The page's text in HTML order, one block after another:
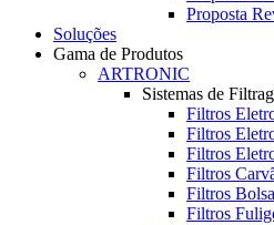
Proposta
Soluções
Gama de Produtos
ARTRONIC
Sistemas de
Filtros
Filtros
Filtros
Filtros
Filtros
Filtros